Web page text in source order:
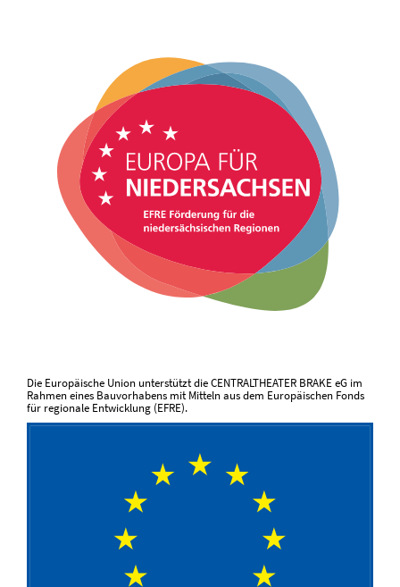
Die Europäische Union unterstützt die CENTRALTHEATER BRAKE eG im
Rahmen eines Bauvorhabens mit Mitteln aus dem Europäischen Fonds
für regionale Entwicklung (EFRE).